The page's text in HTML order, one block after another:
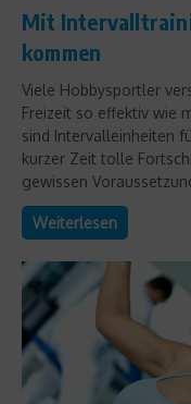
Mit
kommen
Viele Hobbysportler
Freizeit so effektiv wie
sind Intervalleinheiten
kurzer Zeit tolle
gewissen
Weiterlesen